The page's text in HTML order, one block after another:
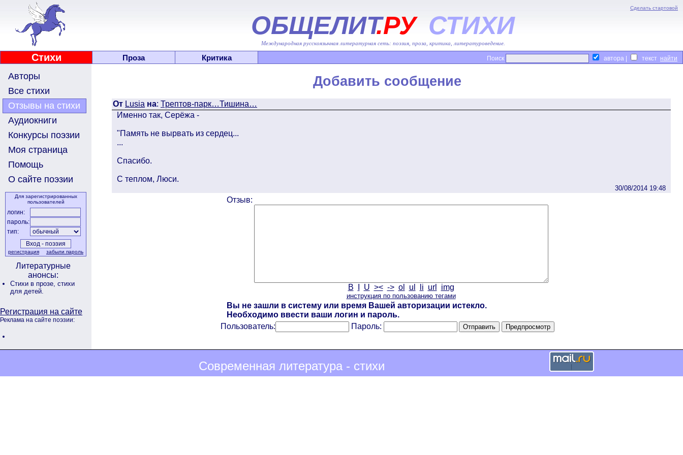
Сделать стартовой
ОБЩЕЛИТ.РУ СТИХИ
Международная русскоязычная литературная сеть: поэзия, проза, критика, литературоведение.
Стихи Проза Критика Поиск автора | текст
Авторы
Все стихи
Отзывы на стихи
Аудиокниги
Конкурсы поэзии
Моя страница
Помощь
О сайте поэзии
Для зарегистрированных
пользователей
логин:
пароль:
тип:
регистрация забыли пароль
Литературные
анонсы:
Стихи в прозе, стихи
для детей.
Регистрация на сайте
Реклама на сайте поэзии:
Добавить сообщение
От Lusia на: Трептов-парк…Тишина…
Именно так, Серёжа -
"Память не вырвать из сердец...
...
Спасибо.
С теплом, Люси.
30/08/2014 19:48
Отзыв:
B U >< -> ol ul li url img
инструкция по пользованию тегами
Вы не зашли в систему или время Вашей авторизации истекло.
Необходимо ввести ваши логин и пароль.
Пользователь:
Пароль:
Современная литература - стихи